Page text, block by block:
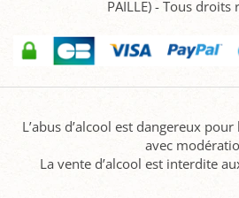
PAILLE) - Tous droits
L’abus d’alcool est dangereux
avec
La vente d’alcool est interdite